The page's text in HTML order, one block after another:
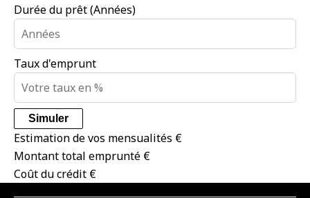
Durée du prêt (Années)
Taux d'emprunt
Simuler
Estimation de vos mensualités €
Montant total emprunté €
Coût du crédit €